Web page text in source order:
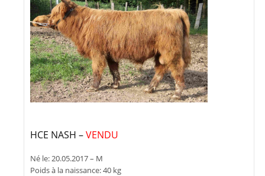
HCE NASH –VENDU
Né le: 20.05.2017 – M
Poids à la naissance: 40 kg